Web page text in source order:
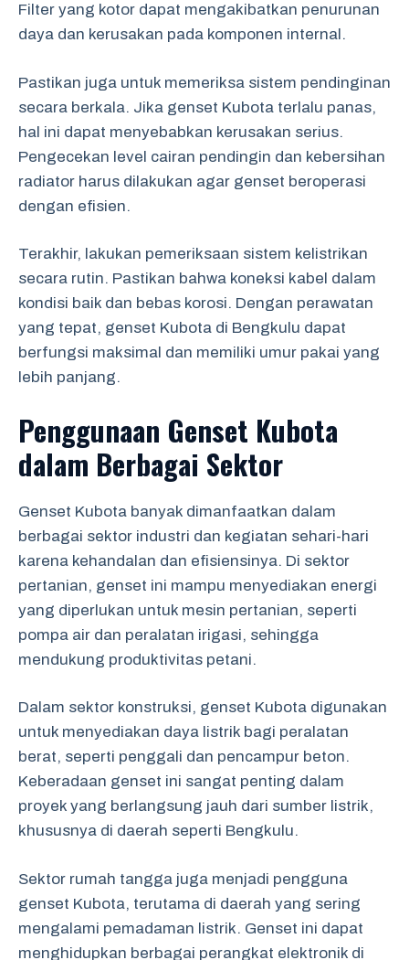
Filter yang kotor dapat mengakibatkan penurunan
daya dan kerusakan pada komponen internal.
Pastikan juga untuk memeriksa sistem pendinginan
secara berkala. Jika genset Kubota terlalu panas,
hal ini dapat menyebabkan kerusakan serius.
Pengecekan level cairan pendingin dan kebersihan
radiator harus dilakukan agar genset beroperasi
dengan efisien.
Terakhir, lakukan pemeriksaan sistem kelistrikan
secara rutin. Pastikan bahwa koneksi kabel dalam
kondisi baik dan bebas korosi. Dengan perawatan
yang tepat, genset Kubota di Bengkulu dapat
berfungsi maksimal dan memiliki umur pakai yang
lebih panjang.
Penggunaan Genset Kubota
dalam Berbagai Sektor
Genset Kubota banyak dimanfaatkan dalam
berbagai sektor industri dan kegiatan sehari-hari
karena kehandalan dan efisiensinya. Di sektor
pertanian, genset ini mampu menyediakan energi
yang diperlukan untuk mesin pertanian, seperti
pompa air dan peralatan irigasi, sehingga
mendukung produktivitas petani.
Dalam sektor konstruksi, genset Kubota digunakan
untuk menyediakan daya listrik bagi peralatan
berat, seperti penggali dan pencampur beton.
Keberadaan genset ini sangat penting dalam
proyek yang berlangsung jauh dari sumber listrik,
khususnya di daerah seperti Bengkulu.
Sektor rumah tangga juga menjadi pengguna
genset Kubota, terutama di daerah yang sering
mengalami pemadaman listrik. Genset ini dapat
menghidupkan berbagai perangkat elektronik di